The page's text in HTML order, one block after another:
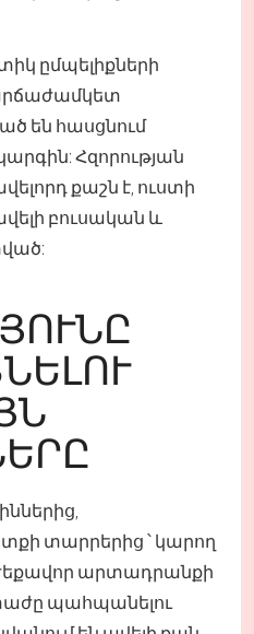
ըմպելիքների
են հասցնում
Հզորության
քաշն է, ուստի
բուսական և
տարրերից ՝ կարող
արտադրանքի
պահպանելու